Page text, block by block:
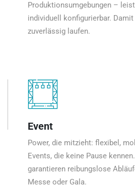
Produktionsumgebungen –
individuell konfigurierbar.
zuverlässig laufen.
Event
Power, die mitzieht: flexibel,
Events, die keine Pause
garantieren reibungslose
Messe oder Gala.